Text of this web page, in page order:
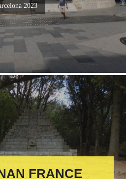
2023
FRANCE